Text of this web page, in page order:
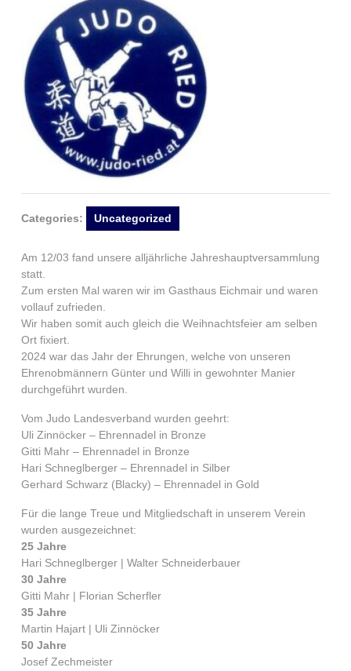
Categories: Uncategorized
​Am 12/03 fand unsere alljährliche Jahreshauptversammlung
statt.
Zum ersten Mal waren wir im Gasthaus Eichmair und waren
vollauf zufrieden.
Wir haben somit auch gleich die Weihnachtsfeier am selben
Ort fixiert.
2024 war das Jahr der Ehrungen, welche von unseren
Ehrenobmännern Günter und Willi in gewohnter Manier
durchgeführt wurden.
Vom Judo Landesverband wurden geehrt:
Uli Zinnöcker – Ehrennadel in Bronze
Gitti Mahr – Ehrennadel in Bronze
Hari Schneglberger – Ehrennadel in Silber
Gerhard Schwarz (Blacky) – Ehrennadel in Gold
Für die lange Treue und Mitgliedschaft in unserem Verein
wurden ausgezeichnet:
25 Jahre
Hari Schneglberger | Walter Schneiderbauer
30 Jahre
Gitti Mahr | Florian Scherfler
35 Jahre
Martin Hajart | Uli Zinnöcker
50 Jahre
Josef Zechmeister